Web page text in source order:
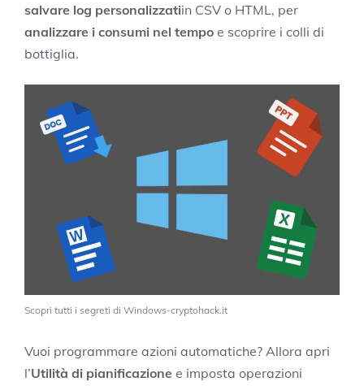
salvare log personalizzatiin CSV o HTML, per
analizzare i consumi nel tempo e scoprire i colli di
bottiglia.
Scopri tutti i segreti di Windows-cryptohack.it
Vuoi programmare azioni automatiche? Allora apri
l’Utilità di pianificazione e imposta operazioni